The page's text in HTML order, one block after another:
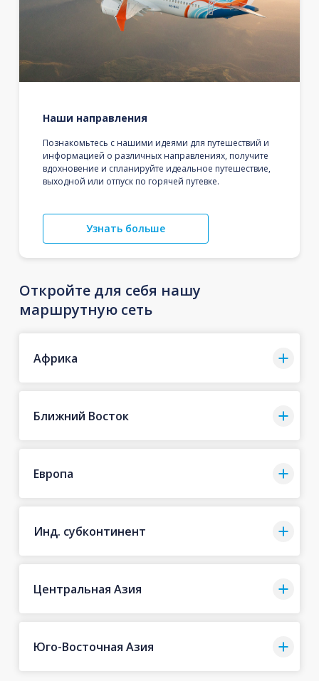
Наши направления
Познакомьтесь с нашими идеями для путешествий и
информацией о различных направлениях, получите
вдохновение и спланируйте идеальное путешествие,
выходной или отпуск по горячей путевке.
Узнать больше
Откройте для себя нашу
маршрутную сеть
Африка
Ближний Восток
Европа
Инд. субконтинент
Центральная Азия
Юго-Восточная Азия